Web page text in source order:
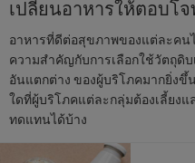
เปลี่ยนอาหารให้ตอบโ
อาหารที่ดีต่อสุขภาพของแต่ละคน
ความสําคัญกับการเลือกใช้วัตถุดิ
อันแตกต่าง ของผู้บริโภคมากยิ่ง
ใดที่ผู้บริโภคแต่ละกลุ่มต้องเลี้ยง
ทดแทนได้บ้าง